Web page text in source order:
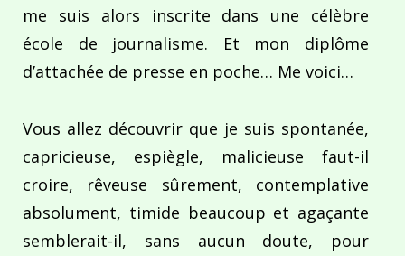
me suis alors inscrite dans une célèbre
école de journalisme. Et mon diplôme
d’attachée de presse en poche… Me voici…
Vous allez découvrir que je suis spontanée,
capricieuse, espiègle, malicieuse faut-il
croire, rêveuse sûrement, contemplative
absolument, timide beaucoup et agaçante
semblerait-il, sans aucun doute, pour